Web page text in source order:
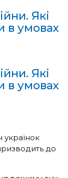
Які
в умовах
Які
в умовах
українок
до